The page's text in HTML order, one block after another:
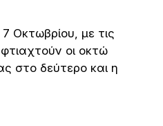
Οκτωβρίου, με τις
οι οκτώ
στο δεύτερο και η